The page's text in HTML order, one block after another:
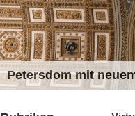
Petersdom mit